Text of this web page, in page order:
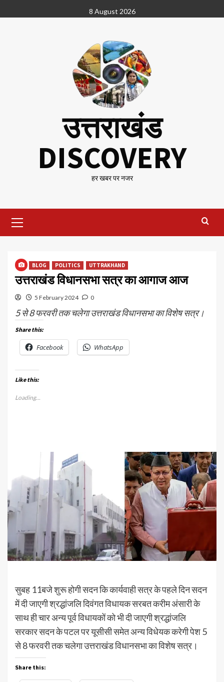
to
8 August 2026
उत्तराखंड
DISCOVERY
हर खबर पर नजर
Menu
BLOG POLITICS UTTRAKHAND
उत्तराखंड विधानसभा सत्र का आगाज आज
5 February 2024 0
5 से 8 फरवरी तक चलेगा उत्तराखंड विधानसभा का विशेष सत्र।
Share this:
Facebook WhatsApp
Like this:
Loading...
सुबह 11बजे शुरू होगी सदन कि कार्यवाही सत्र के पहले दिन सदन
में दी जाएगी श्रद्धांजलि दिवंगत विधायक सरबत करीम अंसारी के
साथ ही चार अन्य पूर्व विधायकों को भी दी जाएगी श्रद्धांजलि
सरकार सदन के पटल पर यूसीसी समेत अन्य विधेयक करेगी पेश 5
से 8 फरवरी तक चलेगा उत्तराखंड विधानसभा का विशेष सत्र।
Share this: